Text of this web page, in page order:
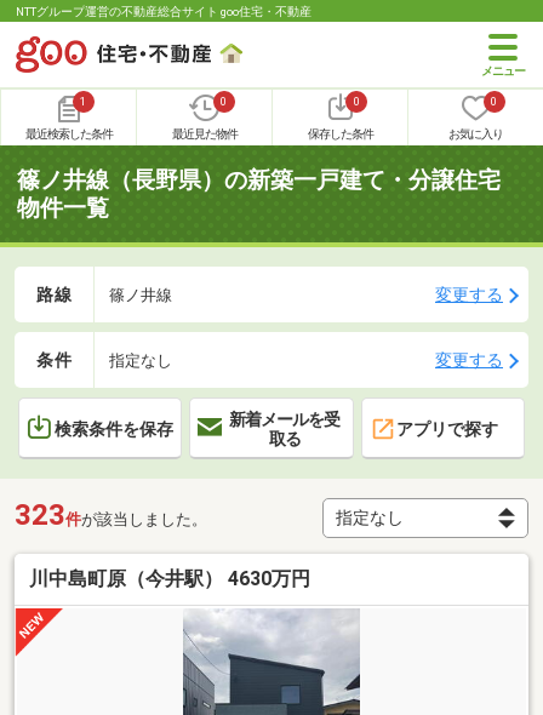
NTTグループ運営の不動産総合サイト goo住宅・不動産
1
最近検索した条件
0
最近見た物件
0
保存した条件
0
お気に入り
篠ノ井線（長野県）の新築一戸建て・分譲住宅
物件一覧
路線 篠ノ井線 変更する
条件 指定なし 変更する
検索条件を保存
新着メールを受
取る
アプリで探す
323件が該当しました。
川中島町原（今井駅） 4630万円